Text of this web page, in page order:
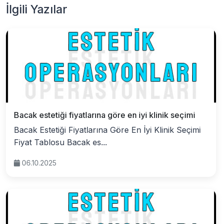
İlgili Yazılar
Bacak estetiği fiyatlarına göre en iyi klinik seçimi
Bacak Estetiği Fiyatlarına Göre En İyi Klinik Seçimi
Fiyat Tablosu Bacak es...
06.10.2025